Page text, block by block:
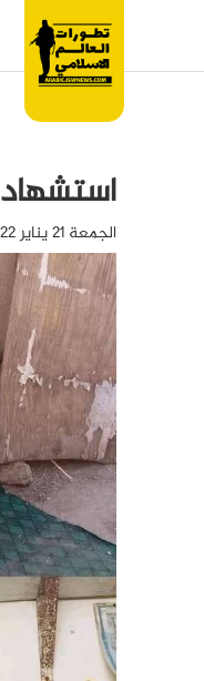
استشهاد 11 عسكرياً عراقياً في هجوم لداعش
الجمعة 21 يناير 2022 - 18:18